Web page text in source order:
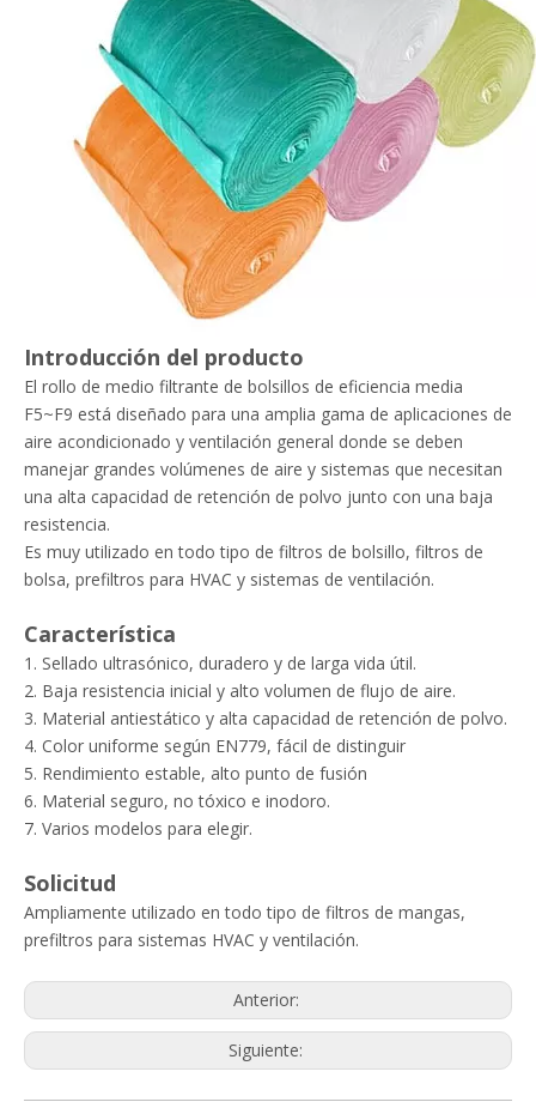
Introducción del producto
El rollo de medio filtrante de bolsillos de eficiencia media
F5~F9 está diseñado para una amplia gama de aplicaciones de
aire acondicionado y ventilación general donde se deben
manejar grandes volúmenes de aire y sistemas que necesitan
una alta capacidad de retención de polvo junto con una baja
resistencia.
Es muy utilizado en todo tipo de filtros de bolsillo, filtros de
bolsa, prefiltros para HVAC y sistemas de ventilación.
Característica
1. Sellado ultrasónico, duradero y de larga vida útil.
2. Baja resistencia inicial y alto volumen de flujo de aire.
3. Material antiestático y alta capacidad de retención de polvo.
4. Color uniforme según EN779, fácil de distinguir
5. Rendimiento estable, alto punto de fusión
6. Material seguro, no tóxico e inodoro.
7. Varios modelos para elegir.
Solicitud
Ampliamente utilizado en todo tipo de filtros de mangas,
prefiltros para sistemas HVAC y ventilación.
Anterior:
Siguiente: